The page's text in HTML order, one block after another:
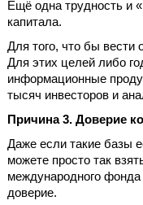
Ещё одна трудность и
капитала.
Для того, что бы вести
Для этих целей либо
информационные
тысяч инвесторов и
Причина 3. Доверие
Даже если такие базы
можете просто так
международного фонда
доверие.